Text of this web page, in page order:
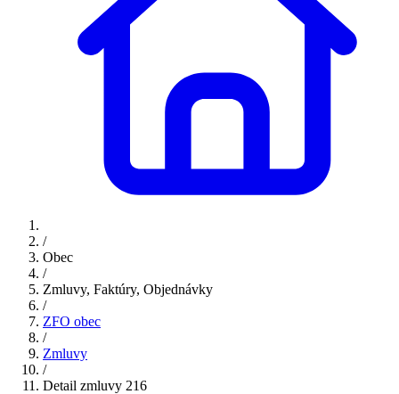
/
Obec
/
Zmluvy, Faktúry, Objednávky
/
ZFO obec
/
Zmluvy
/
Detail zmluvy 216